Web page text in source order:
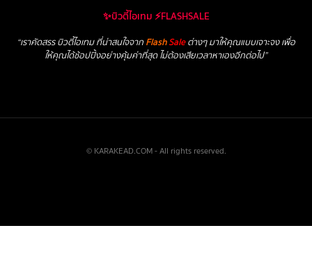
✨บิวตี้ไอเทม ⚡FLASHSALE
“เราคัดสรร บิวตี้ไอเทม ที่น่าสนใจจาก FlashSaleต่างๆ มาให้คุณแบบเจาะจง เพื่อ
ให้คุณได้ช้อปปิ้งอย่างคุ้มค่าที่สุด ไม่ต้องเสียเวลาหาเองอีกต่อไป”
© KARAKEAD.COM - All rights reserved.